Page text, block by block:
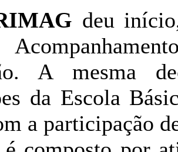
deu
A mesma
da Escola
a participação